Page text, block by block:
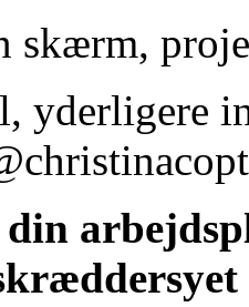
skærm,
yderligere